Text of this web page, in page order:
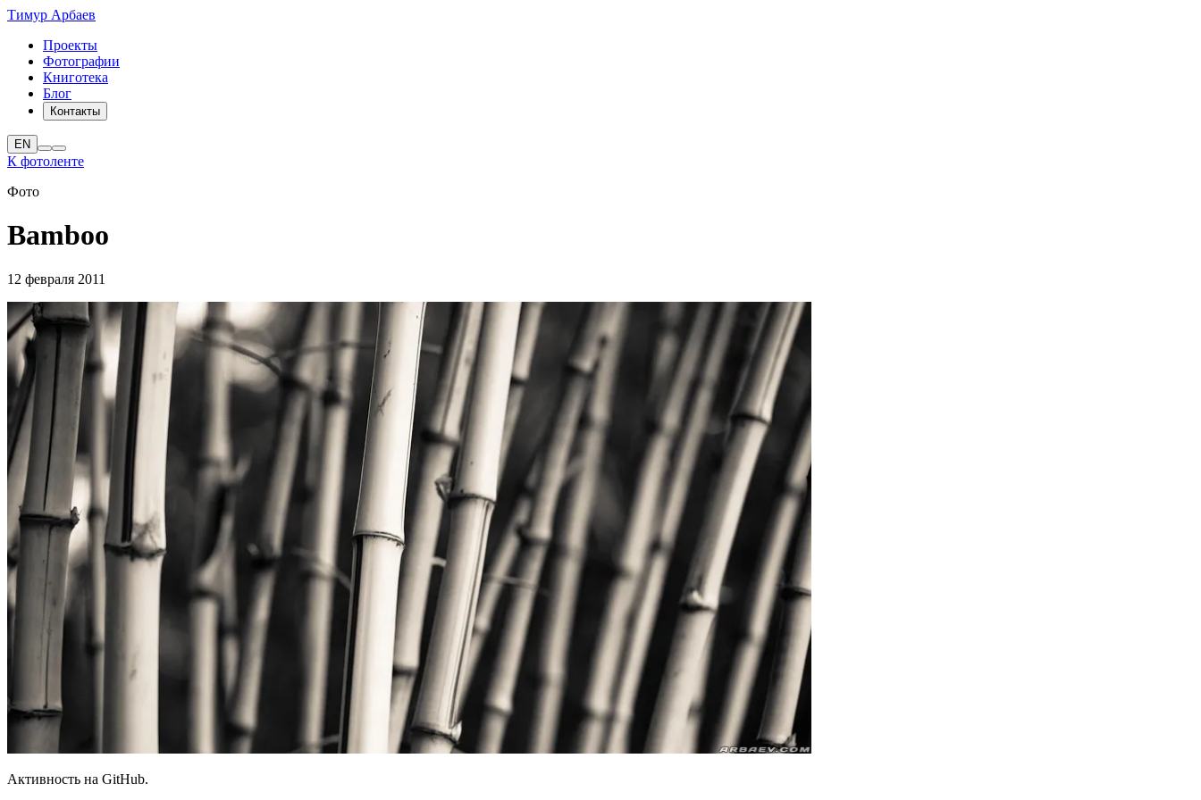
Тимур Арбаев
Проекты
Фотографии
Книготека
Блог
Контакты
EN
К фотоленте
Фото
Bamboo
12 февраля 2011
Активность на GitHub.